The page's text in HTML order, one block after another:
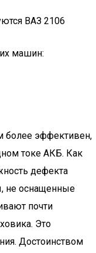
ВАЗ 2106
машин:
более эффективен,
токе АКБ. Как
дефекта
не оснащенные
почти
Это
Достоинством